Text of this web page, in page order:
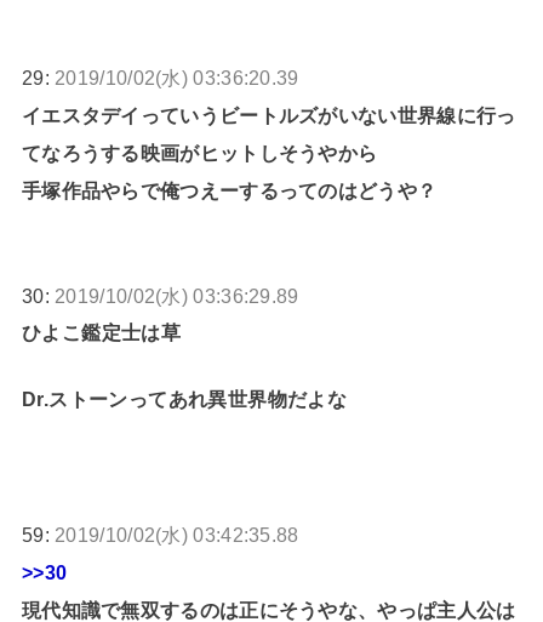
29: 2019/10/02(水) 03:36:20.39
イエスタデイっていうビートルズがいない世界線に行っ
てなろうする映画がヒットしそうやから
手塚作品やらで俺つえーするってのはどうや？
30: 2019/10/02(水) 03:36:29.89
ひよこ鑑定士は草
Dr.ストーンってあれ異世界物だよな
59: 2019/10/02(水) 03:42:35.88
>>30
現代知識で無双するのは正にそうやな、やっぱ主人公は